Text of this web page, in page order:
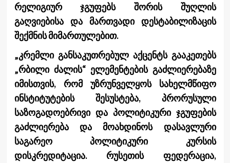
რელიგიურ ჯგუფებს შორის შუღლის
გაღვიებისა და მართვადი დესტაბილიზაცის
შექმნის მიმართულებით.
„კრემლი განსაკუთრებულ აქცენტს გააკეთებს
„რბილი ძალის“ ელემენტების გაძლიერებაზე
იმისთვის, რომ უზრუნველყოს სახელმწიფო
ინსტიტუტების შესუსტება, პრორუსული
საზოგადოებრივი და პოლიტიკური ჯგუფების
გაძლიერება და მოახდინოს დასავლური
საგარეო პოლიტიკური კურსის
დისკრედიტაცია. რუსეთის ფედერაცია,